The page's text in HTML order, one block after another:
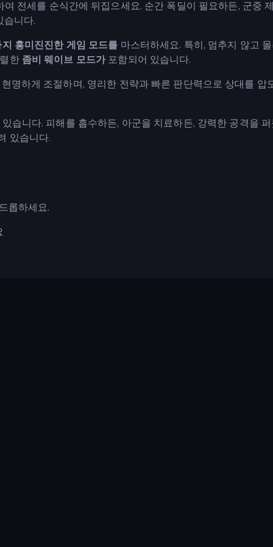
전세를 순식간에 뒤집으세요. 순간 폭딜이 필요하든, 군중
습니다.
흥미진진한 게임 모드를 마스터하세요. 특히, 멈추지 않고
한 좀비 웨이브 모드가포함되어 있습니다.
명하게 조절하며, 영리한 전략과 빠른 판단력으로 상대를 압
습니다. 피해를 흡수하든, 아군을 치료하든, 강력한 공격을
있습니다.
롭하세요.